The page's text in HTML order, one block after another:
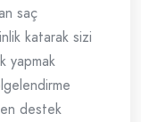
saç
katarak sizi
yapmak
destek